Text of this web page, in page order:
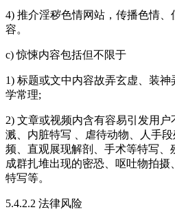
4) 推介淫秽色情网站，传播色情
容。
c) 惊悚内容包括但不限于
1) 标题或文中内容故弄玄虚、装
学常理;
2) 文章或视频内含有容易引发用
溅、内脏特写 、虐待动物、人手
频、直观展现解剖、手术等特写、
成群扎堆出现的密恐、呕吐物拍
特写等。
5.4.2.2 法律风险